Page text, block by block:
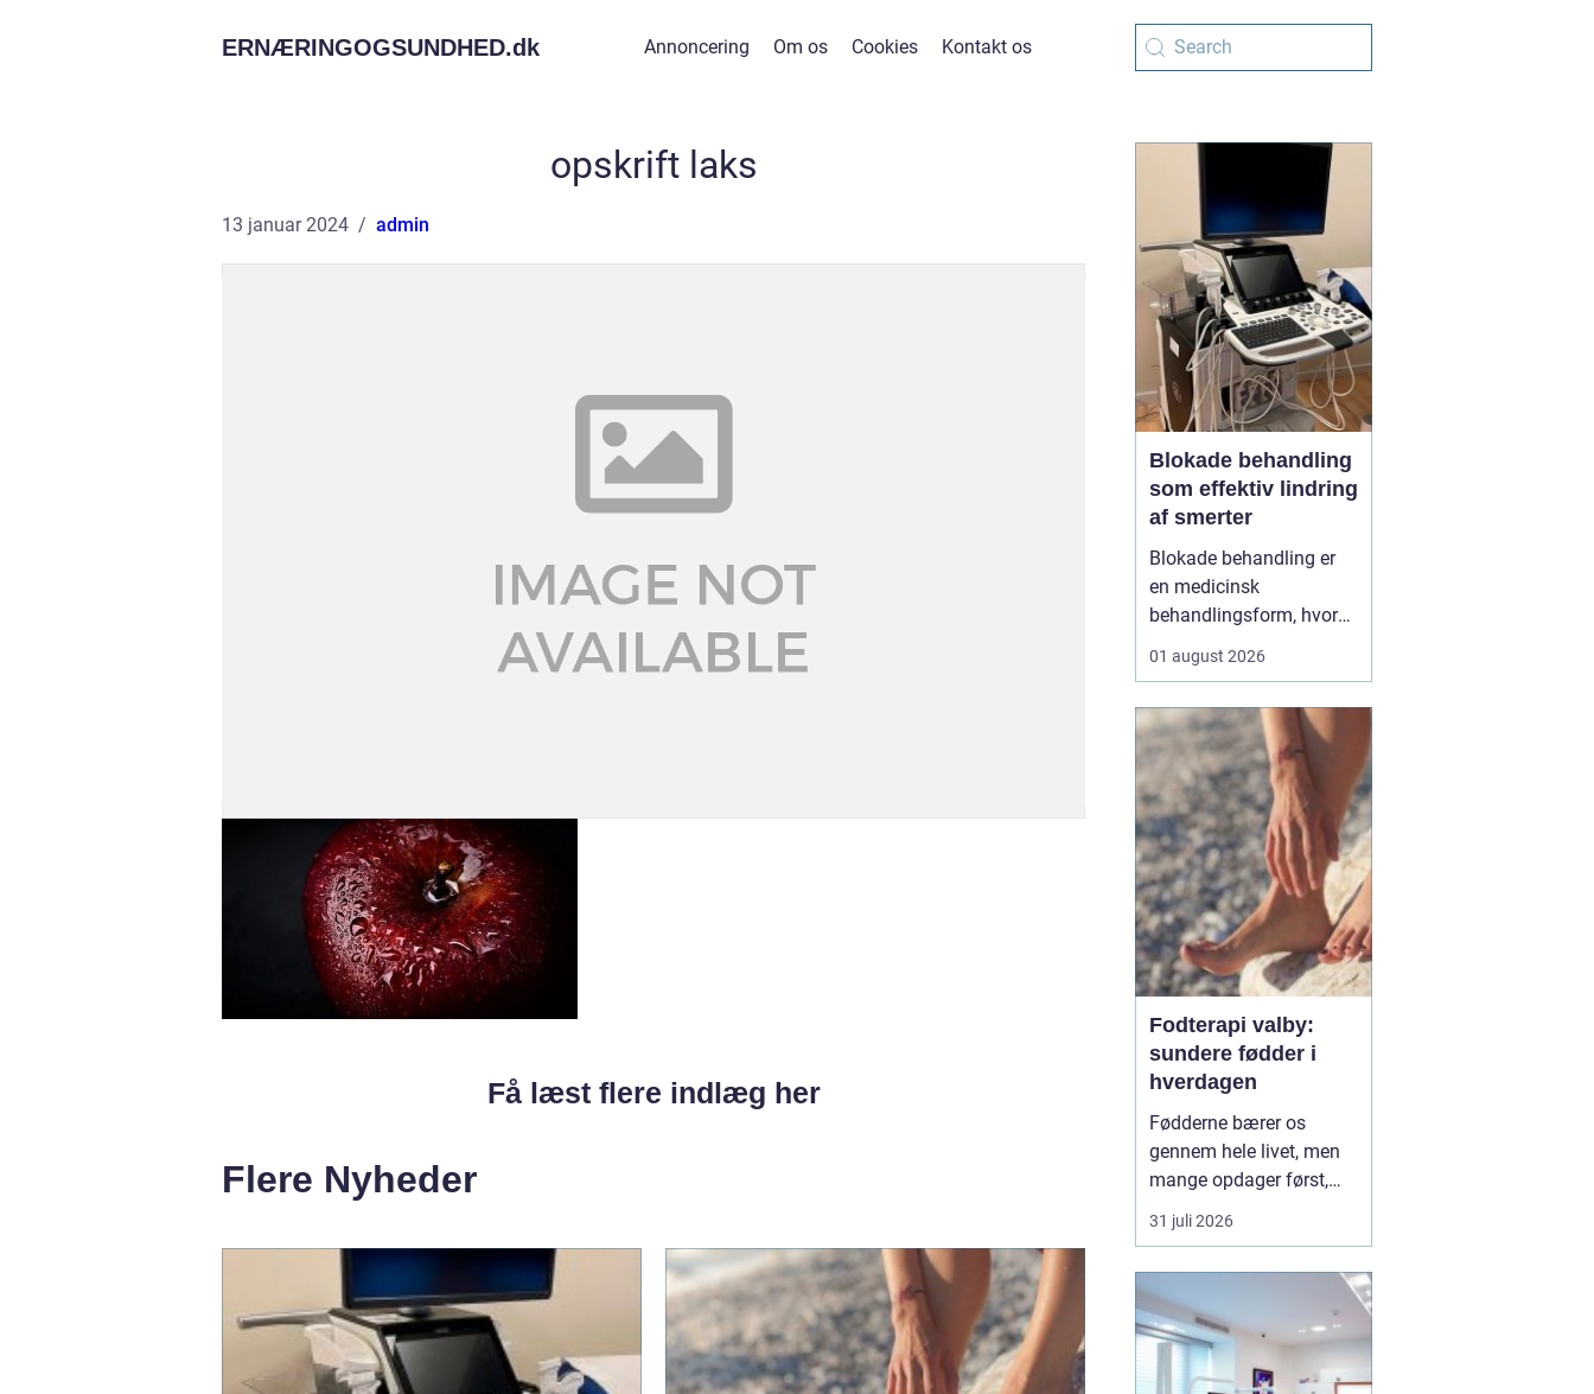
ERNÆRINGOGSUNDHED.dk Annoncering Om os Cookies Kontakt os
opskrift laks
13 januar 2024 admin
Få læst flere indlæg her
Flere Nyheder
Blokade behandling
som effektiv lindring
af smerter
Blokade behandling er
en medicinsk
behandlingsform, hvor
målrettet indsprøjtning
eventuelt
binyrebarkhormon tæt
på en nerve eller i et led
for at dæmpe smerter og
inflammation.
Behandlingen bliver ofte
brugt v...
01 august 2026
Fodterapi valby:
sundere fødder i
hverdagen
Fødderne bærer os
gennem hele livet, men
mange opdager først,
hvor vigtige de er, når
smerter, hård hud eller
opstår. Professionel
fodterapi kan forebygge,
lindre og behandle
mange af de gener, som
31 juli 2026